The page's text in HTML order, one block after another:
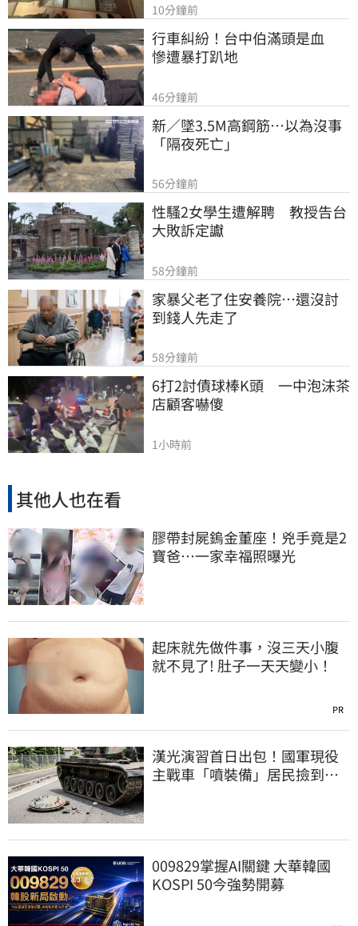
10分鐘前
行車糾紛！台中伯滿頭是血
慘遭暴打趴地
46分鐘前
新／墜3.5M高鋼筋…以為沒事
「隔夜死亡」
56分鐘前
性騷2女學生遭解聘　教授告台
大敗訴定讞
58分鐘前
家暴父老了住安養院…還沒討
到錢人先走了
58分鐘前
6打2討債球棒K頭　一中泡沫茶
店顧客嚇傻
1小時前
其他人也在看
膠帶封屍鎢金董座！兇手竟是2
寶爸…一家幸福照曝光
起床就先做件事，沒三天小腹
就不見了! 肚子一天天變小！
PR
漢光演習首日出包！國軍現役
主戰車「噴裝備」居民撿到零
009829掌握AI關鍵 大華韓國
KOSPI 50今強勢開募